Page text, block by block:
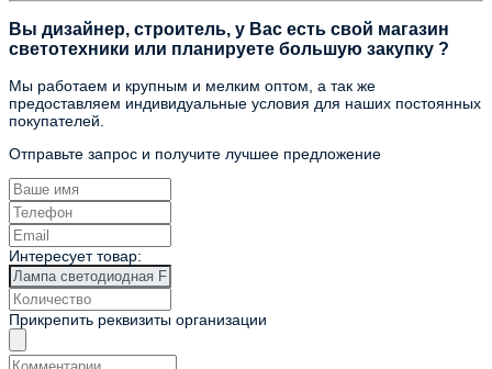
Вы дизайнер, строитель, у Вас есть свой магазин
светотехники или планируете большую закупку ?
Мы работаем и крупным и мелким оптом, а так же
предоставляем индивидуальные условия для наших постоянных
покупателей.
Отправьте запрос и получите лучшее предложение
Интересует товар:
Прикрепить реквизиты организации